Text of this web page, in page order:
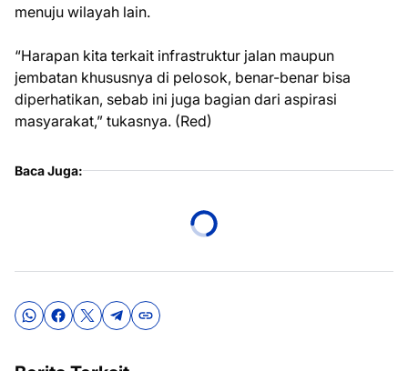
menuju wilayah lain.
“Harapan kita terkait infrastruktur jalan maupun
jembatan khususnya di pelosok, benar-benar bisa
diperhatikan, sebab ini juga bagian dari aspirasi
masyarakat,” tukasnya. (Red)
Baca Juga: